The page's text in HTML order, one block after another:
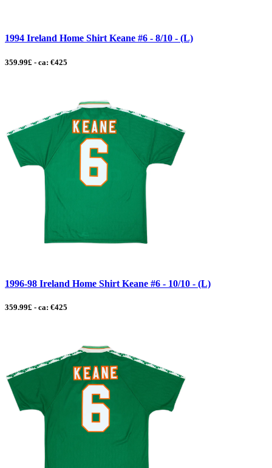
1994 Ireland Home Shirt Keane #6 - 8/10 - (L)
359.99£ - ca: €425
1996-98 Ireland Home Shirt Keane #6 - 10/10 - (L)
359.99£ - ca: €425